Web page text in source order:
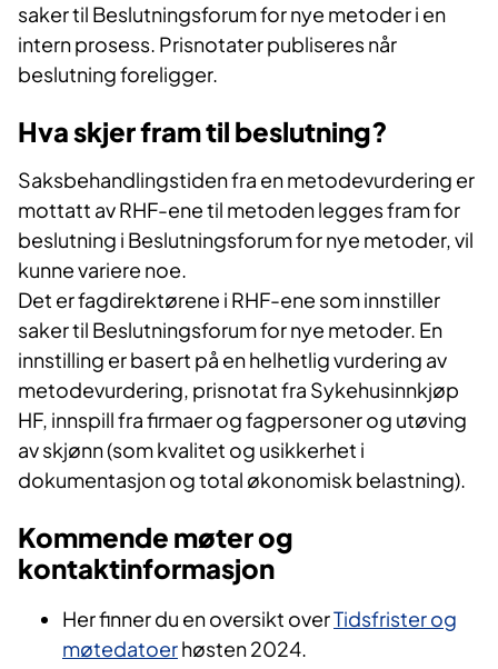
saker til Beslutningsforum for nye metoder i en
intern prosess. Prisnotater publiseres når
beslutning foreligger.
Hva skjer fram til beslutning?
Saksbehandlingstiden fra en metodevurdering er
mottatt av RHF-ene til metoden legges fram for
beslutning i Beslutningsforum for nye metoder, vil
kunne variere noe.
Det er fagdirektørene i RHF-ene som innstiller
saker til Beslutningsforum for nye metoder. En
innstilling er basert på en helhetlig vurdering av
metodevurdering, prisnotat fra Sykehusinnkjøp
HF, innspill fra firmaer og fagpersoner og utøving
av skjønn (som kvalitet og usikkerhet i
dokumentasjon og total økonomisk belastning).
Kommende møter og
kontaktinformasjon
Her finner du en oversikt overTidsfrister og
møtedatoerhøsten 2024.